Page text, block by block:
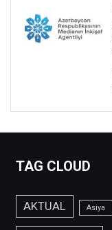
TAG CLOUD
AKTUAL Asiya